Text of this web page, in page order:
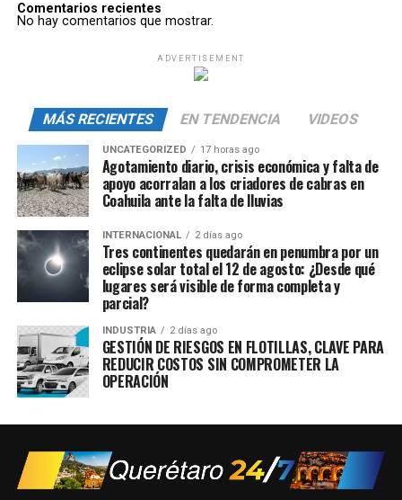
Comentarios recientes
No hay comentarios que mostrar.
ADVERTISEMENT
MÁS RECIENTES EN TENDENCIA VIDEOS
UNCATEGORIZED 17 horas ago
Agotamiento diario, crisis económica y falta de
apoyo acorralan a los criadores de cabras en
Coahuila ante la falta de lluvias
INTERNACIONAL 2 días ago
Tres continentes quedarán en penumbra por un
eclipse solar total el 12 de agosto: ¿Desde qué
lugares será visible de forma completa y
parcial?
INDUSTRIA 2 días ago
GESTIÓN DE RIESGOS EN FLOTILLAS, CLAVE PARA
REDUCIR COSTOS SIN COMPROMETER LA
OPERACIÓN